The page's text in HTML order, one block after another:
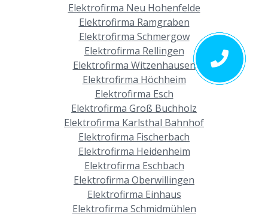
Elektrofirma Neu Hohenfelde
Elektrofirma Ramgraben
Elektrofirma Schmergow
Elektrofirma Rellingen
Elektrofirma Witzenhausen
Elektrofirma Höchheim
Elektrofirma Esch
Elektrofirma Groß Buchholz
Elektrofirma Karlsthal Bahnhof
Elektrofirma Fischerbach
Elektrofirma Heidenheim
Elektrofirma Eschbach
Elektrofirma Oberwillingen
Elektrofirma Einhaus
Elektrofirma Schmidmühlen